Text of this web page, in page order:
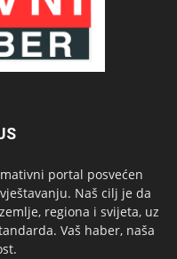
portal posvećen
Naš cilj je da
regiona i svijeta, uz
Vaš haber, naša